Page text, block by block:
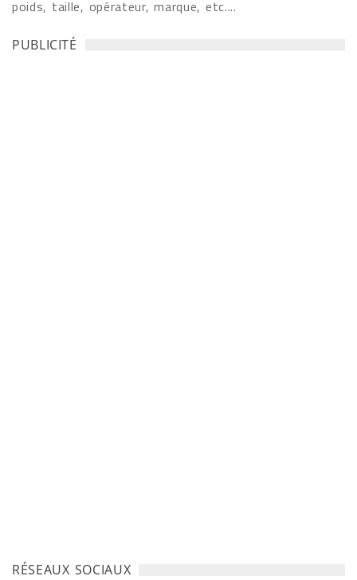
poids, taille, opérateur, marque, etc....
PUBLICITÉ
RÉSEAUX SOCIAUX